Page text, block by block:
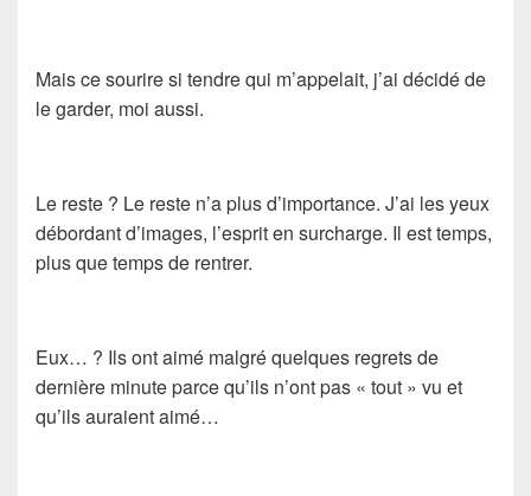
Mais ce sourire si tendre qui m’appelait, j’ai décidé de
le garder, moi aussi.
Le reste ? Le reste n’a plus d’importance. J’ai les yeux
débordant d’images, l’esprit en surcharge. Il est temps,
plus que temps de rentrer.
Eux… ? Ils ont aimé malgré quelques regrets de
dernière minute parce qu’ils n’ont pas « tout » vu et
qu’ils auraient aimé…